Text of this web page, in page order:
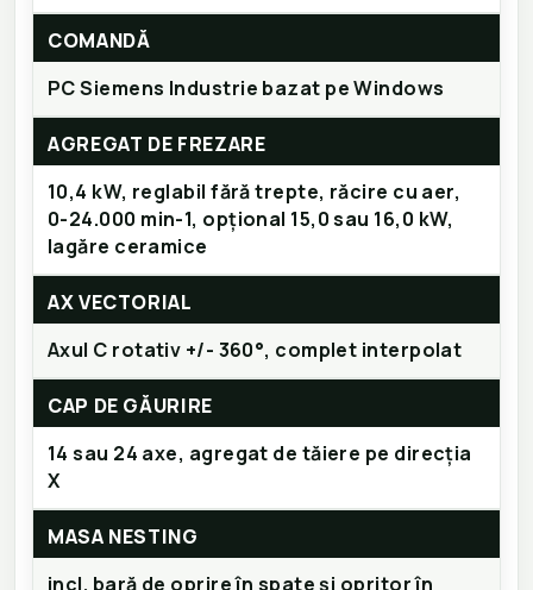
COMANDĂ
PC Siemens Industrie bazat pe Windows
AGREGAT DE FREZARE
10,4 kW, reglabil fără trepte, răcire cu aer,
0-24.000 min-1, opțional 15,0 sau 16,0 kW,
lagăre ceramice
AX VECTORIAL
Axul C rotativ +/- 360°, complet interpolat
CAP DE GĂURIRE
14 sau 24 axe, agregat de tăiere pe direcția
X
MASA NESTING
incl. bară de oprire în spate și opritor în